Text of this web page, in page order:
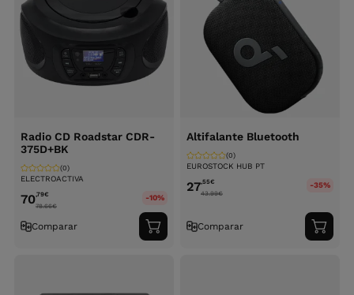
Radio CD Roadstar CDR-
375D+BK
ELECTROACTIVA
(0)
70,79€
78.66€
-10%
Comparar
Adicionar
ao
Altifalante Bluetooth
EUROSTOCK HUB PT
(0)
27,55€
43.99€
-35%
Comparar
ao